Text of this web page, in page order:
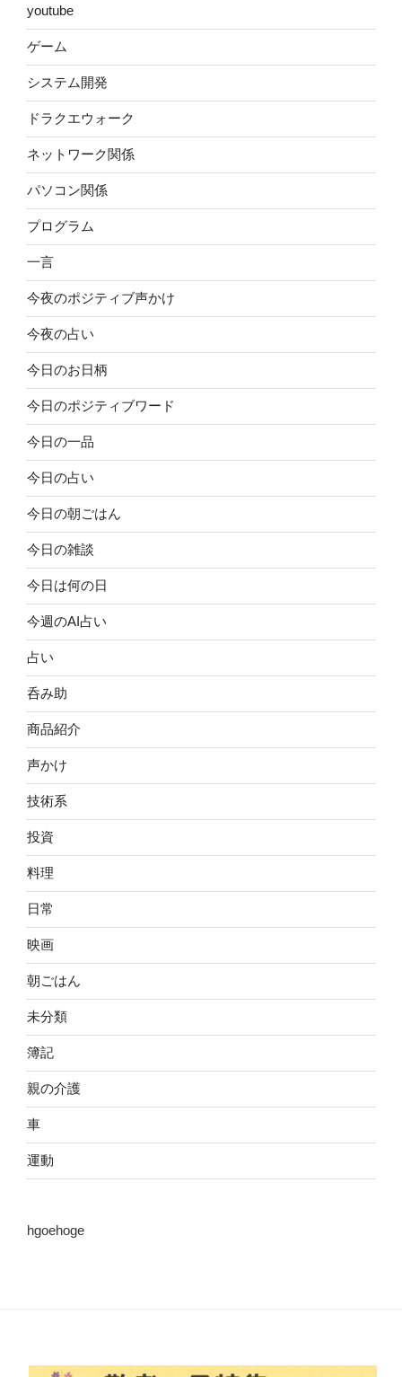
youtube
ゲーム
システム開発
ドラクエウォーク
ネットワーク関係
パソコン関係
プログラム
一言
今夜のポジティブ声かけ
今夜の占い
今日のお日柄
今日のポジティブワード
今日の一品
今日の占い
今日の朝ごはん
今日の雑談
今日は何の日
今週のAI占い
占い
呑み助
商品紹介
声かけ
技術系
投資
料理
日常
映画
朝ごはん
未分類
簿記
親の介護
車
運動
hgoehoge